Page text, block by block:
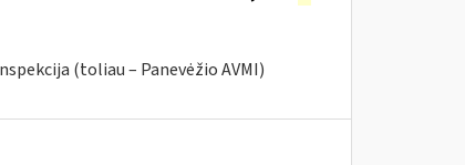
(toliau – Panevėžio AVMI)